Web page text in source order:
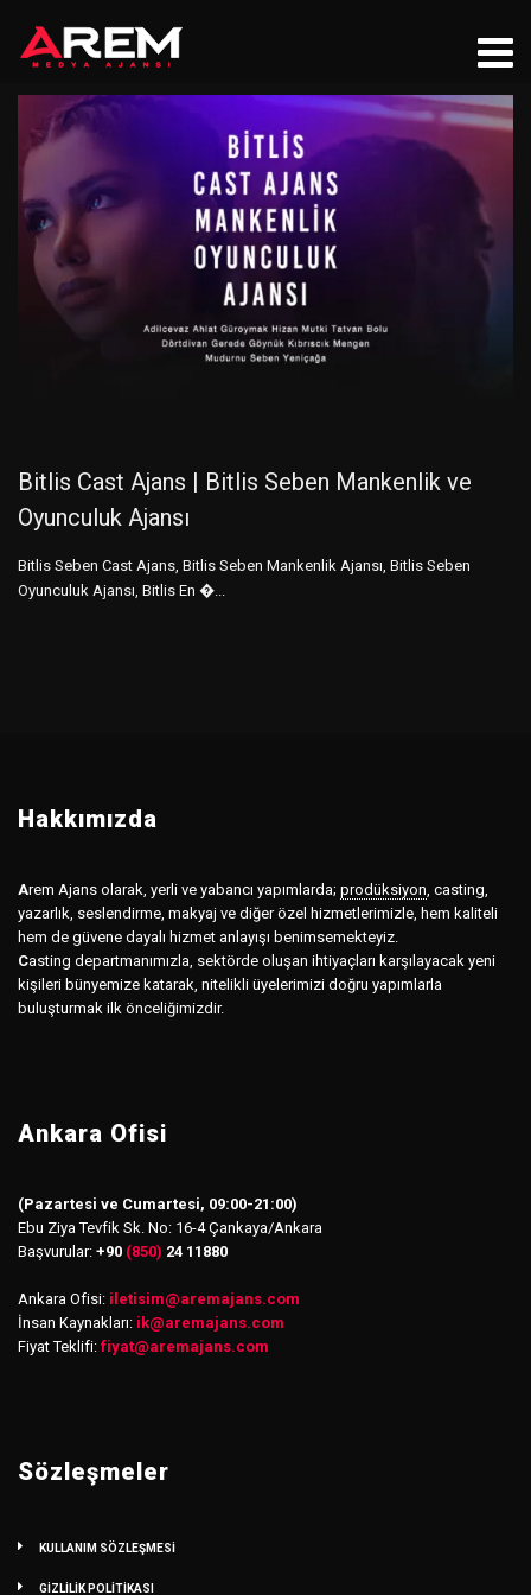
Bitlis Cast Ajans | Bitlis Seben Mankenlik ve
Oyunculuk Ajansı
Bitlis Seben Cast Ajans, Bitlis Seben Mankenlik Ajansı, Bitlis Seben
Oyunculuk Ajansı, Bitlis En �...
Hakkımızda
Arem Ajans olarak, yerli ve yabancı yapımlarda; prodüksiyon, casting,
yazarlık, seslendirme, makyaj ve diğer özel hizmetlerimizle, hem kaliteli
hem de güvene dayalı hizmet anlayışı benimsemekteyiz.
Casting departmanımızla, sektörde oluşan ihtiyaçları karşılayacak yeni
kişileri bünyemize katarak, nitelikli üyelerimizi doğru yapımlarla
buluşturmak ilk önceliğimizdir.
Ankara Ofisi
(Pazartesi ve Cumartesi, 09:00-21:00)
Ebu Ziya Tevfik Sk. No: 16-4 Çankaya/Ankara
Başvurular: +90 (850) 24 11880
Ankara Ofisi: iletisim@aremajans.com
İnsan Kaynakları: ik@aremajans.com
Fiyat Teklifi: fiyat@aremajans.com
Sözleşmeler
KULLANIM SÖZLEŞMESİ
GİZLİLİK POLİTİKASI